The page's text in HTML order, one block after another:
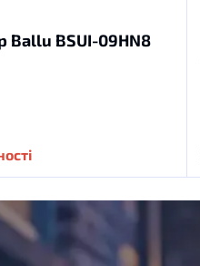
Ballu BSUI-09HN8